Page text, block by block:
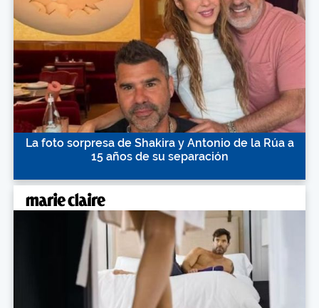
La foto sorpresa de Shakira y Antonio de la Rúa a
15 años de su separación